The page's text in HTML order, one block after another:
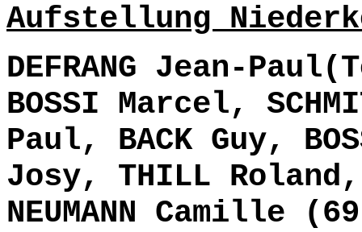
Aufstellung
DEFRANG Jean-
BOSSI Marcel,
Paul, BACK Guy,
Josy, THILL
NEUMANN Camille